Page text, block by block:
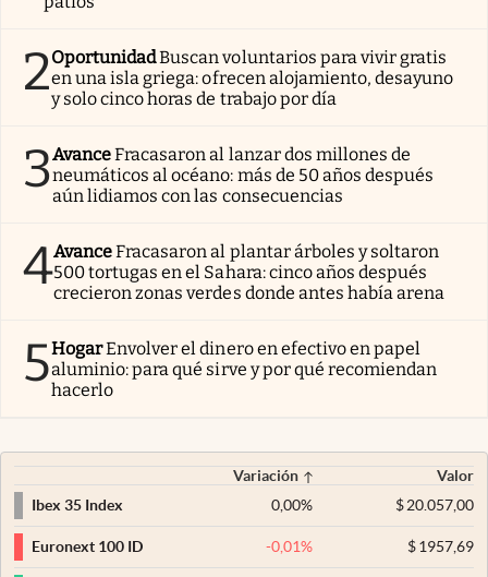
2OportunidadBuscan voluntarios para vivir gratis
en una isla griega: ofrecen alojamiento, desayuno
y solo cinco horas de trabajo por día
3AvanceFracasaron al lanzar dos millones de
neumáticos al océano: más de 50 años después
aún lidiamos con las consecuencias
4AvanceFracasaron al plantar árboles y soltaron
500 tortugas en el Sahara: cinco años después
crecieron zonas verdes donde antes había arena
5HogarEnvolver el dinero en efectivo en papel
aluminio: para qué sirve y por qué recomiendan
hacerlo
Variación
Valor
Ibex 35 Index
0,00% $20.057,00
Euronext 100 ID -0,01% $1957,69